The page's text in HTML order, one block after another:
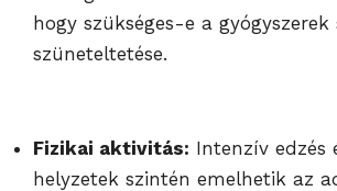
hogy szükséges-e a gyógyszerek
szüneteltetése.
Fizikai aktivitás: Intenzív edzés
helyzetek szintén emelhetik az